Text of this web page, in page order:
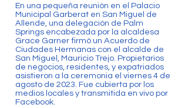
En una pequeña reunión en el Palacio
Municipal Garberat en San Miguel de
Allende, una delegación de Palm
Springs encabezada por la alcaldesa
Grace Garner firmó un Acuerdo de
Ciudades Hermanas con el alcalde de
San Miguel, Mauricio Trejo. Propietarios
de negocios, residentes, y expatriados
asistieron a la ceremonia el viernes 4 de
agosto de 2023. Fue cubierta por los
medios locales y transmitida en vivo por
Facebook.